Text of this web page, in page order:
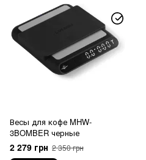
Весы для кофе MHW-
3BOMBER черные
2 279 грн 2 350 грн